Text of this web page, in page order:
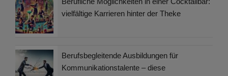
vielfältige Karrieren hinter der Theke
Berufsbegleitende Ausbildungen für
Kommunikationstalente – diese